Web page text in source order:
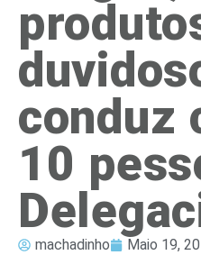
conduz
10
machadinho Maio 19,